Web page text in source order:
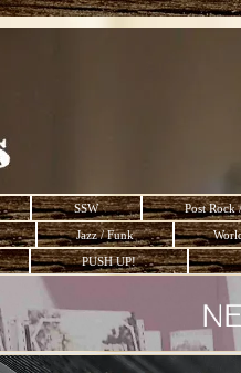
SSW
Post Rock
Jazz / Funk
PUSH UP!